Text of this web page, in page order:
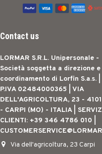
Contact us
LORMAR S.R.L. Unipersonale -
Società soggetta a direzione e
coordinamento di Lorfin S.a.s. |
P.IVA 02484000365 | VIA
DELL'AGRICOLTURA, 23 -
- CARPI (MO) - ITALIA |
CLIENTI: +39 346 4786 010 |
Via dell'agricoltura, 23 Carpi